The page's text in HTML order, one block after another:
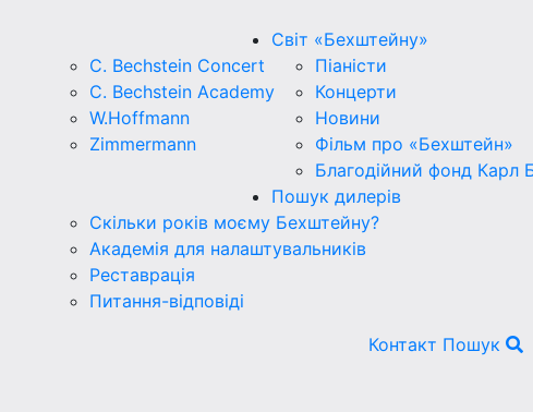
C. Bechstein Concert
C. Bechstein Academy
W.Hoffmann
Zimmermann
Скільки років моєму Бехштейну?
Академія для налаштувальників
Реставрація
Питання-відповіді
Світ «Бехштейну»
Піаністи
Концерти
Новини
Фільм про «Бехштейн»
Благодійний фонд Карл
Пошук дилерів
Контакт Пошук